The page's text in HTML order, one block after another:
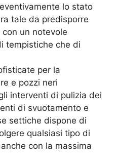
lo stato
tale da predisporre
con un notevole
tempistiche che di
per la
e pozzi neri
interventi di pulizia dei
di svuotamento e
settiche dispone di
qualsiasi tipo di
con la massima